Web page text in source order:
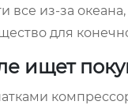
все из-за
для
ищет